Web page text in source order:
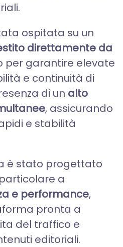
ospitata su un
direttamente da
per garantire elevate
e continuità di
di un alto
, assicurando
e stabilità
è stato progettato
a
e performance,
pronta a
del traffico e
editoriali.